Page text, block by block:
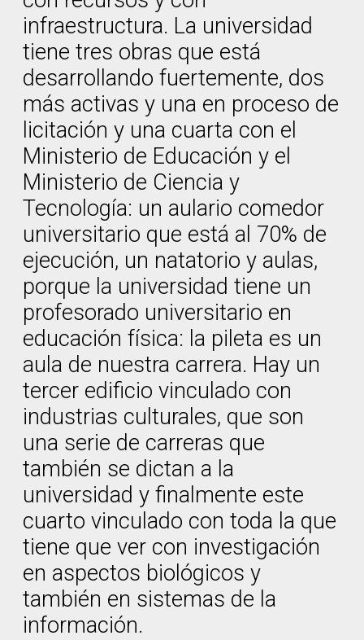
infraestructura. La universidad
tiene tres obras que está
desarrollando fuertemente, dos
más activas y una en proceso de
licitación y una cuarta con el
Ministerio de Educación y el
Ministerio de Ciencia y
Tecnología: un aulario comedor
universitario que está al 70% de
ejecución, un natatorio y aulas,
porque la universidad tiene un
profesorado universitario en
educación física: la pileta es un
aula de nuestra carrera. Hay un
tercer edificio vinculado con
industrias culturales, que son
una serie de carreras que
también se dictan a la
universidad y finalmente este
cuarto vinculado con toda la que
tiene que ver con investigación
en aspectos biológicos y
también en sistemas de la
información.